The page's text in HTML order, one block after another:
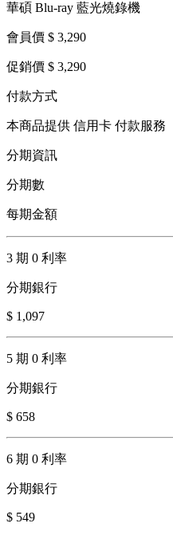
華碩 Blu-ray 藍光燒錄機
會員價 $ 3,290
促銷價 $ 3,290
付款方式
本商品提供 信用卡 付款服務
分期資訊
分期數
每期金額
3 期 0 利率
分期銀行
$ 1,097
5 期 0 利率
分期銀行
$ 658
6 期 0 利率
分期銀行
$ 549